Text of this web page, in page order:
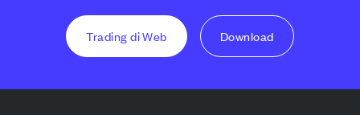
Trading di Web Download